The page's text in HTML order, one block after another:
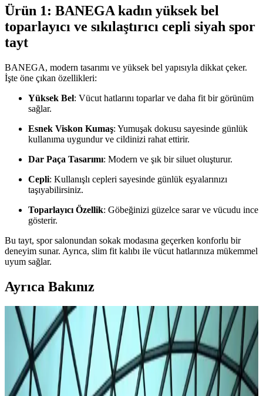
Ürün 1: BANEGA kadın yüksek bel
toparlayıcı ve sıkılaştırıcı cepli siyah spor
tayt
BANEGA, modern tasarımı ve yüksek bel yapısıyla dikkat çeker.
İşte öne çıkan özellikleri:
Yüksek Bel: Vücut hatlarını toparlar ve daha fit bir görünüm
sağlar.
Esnek Viskon Kumaş: Yumuşak dokusu sayesinde günlük
kullanıma uygundur ve cildinizi rahat ettirir.
Dar Paça Tasarımı: Modern ve şık bir siluet oluşturur.
Cepli: Kullanışlı cepleri sayesinde günlük eşyalarınızı
taşıyabilirsiniz.
Toparlayıcı Özellik: Göbeğinizi güzelce sarar ve vücudu ince
gösterir.
Bu tayt, spor salonundan sokak modasına geçerken konforlu bir
deneyim sunar. Ayrıca, slim fit kalıbı ile vücut hatlarınıza mükemmel
uyum sağlar.
Ayrıca Bakınız
Under Armour Kısa Taytlar: Spor ve Günlük
Kullanım İçin Modern ve Fonksiyonel Seçenekler
Under Armour kısa taytlar, yüksek performans ve şıklığı bir araya
getirerek spor ve günlük yaşamda rahatlık sağlar. Trendleri
yakalayan tasarımlarla hareket özgürlüğü ve tarz bir arada.